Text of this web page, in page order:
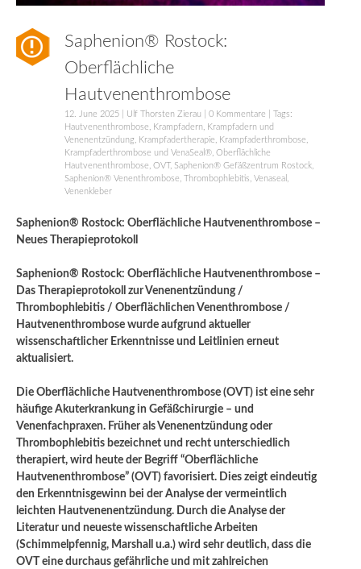
Saphenion® Rostock:
Oberflächliche
Hautvenenthrombose
12. June 2025 Ulf Thorsten Zierau 0 Kommentare | Tags:
Hautvenenthrombose
Krampfadern
Krampfadern und
Venenentzündung
Krampfadertherapie Krampfaderthrombose
Krampfaderthrombose und VenaSeal® Oberflächliche
Hautvenenthrombose OVT, Saphenion® Gefäßzentrum Rostock
Saphenion® Venenthrombose Thrombophlebitis Venaseal
Venenkleber
Saphenion® Rostock: Oberflächliche Hautvenenthrombose –
Neues Therapieprotokoll
Saphenion® Rostock: Oberflächliche Hautvenenthrombose –
Das Therapieprotokoll zur Venenentzündung /
Thrombophlebitis / Oberflächlichen Venenthrombose /
Hautvenenthrombose wurde aufgrund aktueller
wissenschaftlicher Erkenntnisse und Leitlinien erneut
aktualisiert.
Die Oberflächliche Hautvenenthrombose (OVT) ist eine sehr
häufige Akuterkrankung in Gefäßchirurgie – und
Venenfachpraxen. Früher als Venenentzündung oder
Thrombophlebitis bezeichnet und recht unterschiedlich
therapiert, wird heute der Begriff “Oberflächliche
Hautvenenthrombose” (OVT) favorisiert. Dies zeigt eindeutig
den Erkenntnisgewinn bei der Analyse der vermeintlich
leichten Hautvenenentzündung. Durch die Analyse der
Literatur und neueste wissenschaftliche Arbeiten
(Schimmelpfennig, Marshall u.a.) wird sehr deutlich, dass die
OVT eine durchaus gefährliche und mit zahlreichen